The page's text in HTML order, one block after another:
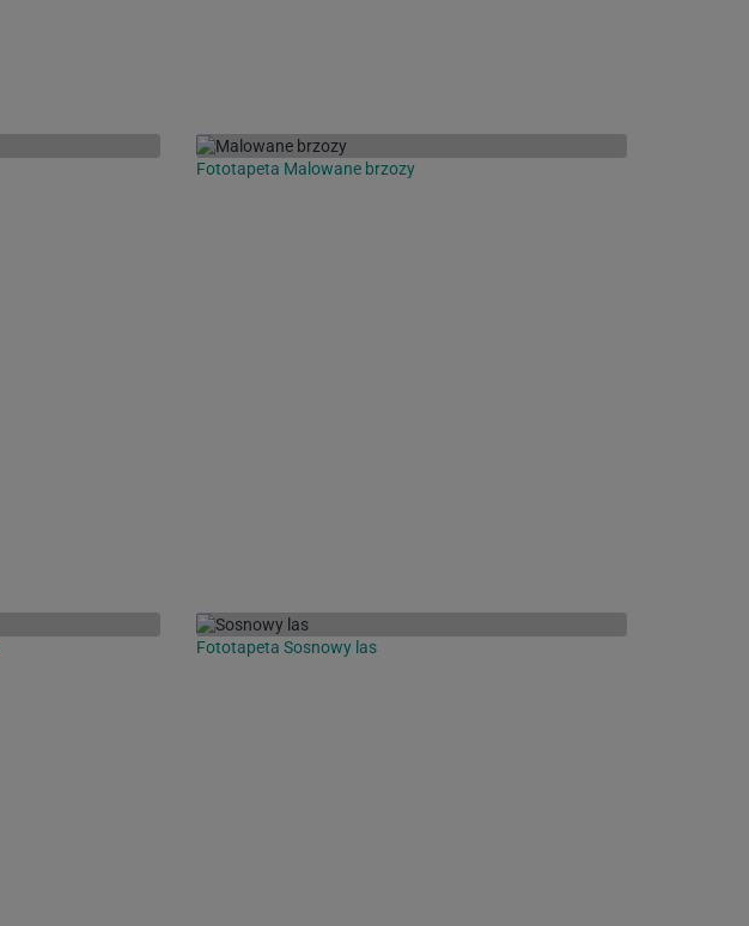
Fototapeta Malowane brzozy
Fototapeta Sosnowy las